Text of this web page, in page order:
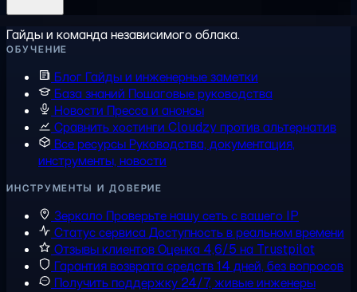
Гайды и команда независимого облака.
ОБУЧЕНИЕ
Блог Гайды и инженерные заметки
База знаний Пошаговые руководства
Новости Пресса и анонсы
Сравнить хостинги Cloudzy против альтернатив
Все ресурсыРуководства, документация,
инструменты, новости
ИНСТРУМЕНТЫ И ДОВЕРИЕ
Зеркало Проверьте нашу сеть с вашего IP
Статус сервисаДоступность в реальном времени
Отзывы клиентовОценка 4,6/5 на Trustpilot
Гарантия возврата средств14 дней, без вопросов
Получить поддержку 24/7, живые инженеры